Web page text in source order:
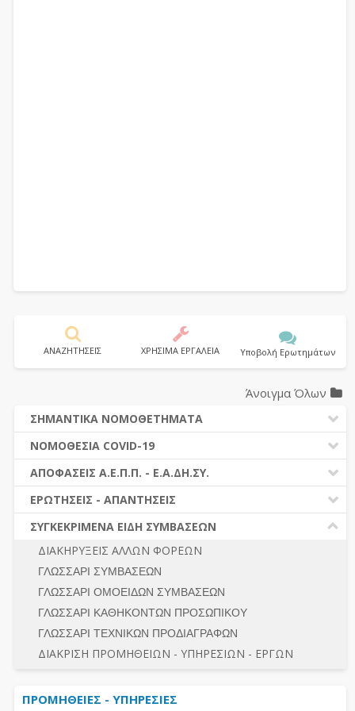
ΑΝΑΖΗΤΗΣΕΙΣ ΧΡΗΣΙΜΑ ΕΡΓΑΛΕΙΑ Υποβολή Ερωτημάτων
Άνοιγμα Όλων
ΣΗΜΑΝΤΙΚΑ ΝΟΜΟΘΕΤΗΜΑΤΑ
ΔΗΜΟΣΙΕΣ ΣΥΜΒΑΣΕΙΣ (Ν. 4412/2016)
ΔΗΜΟΤΙΚΟΣ ΚΩΔΙΚΑΣ (Ν.3463/2006)
ΚΑΛΛΙΚΡΑΤΗΣ (Ν.3852/2010)
ΝΟΜΟΘΕΣΙΑ - ΝΟΜΟΛΟΓΙΑ (ΣΥΝΟΛΟ)
ΝΟΜΟΘΕΣΙΑ COVID-19
ΝΟΜΟΘΕΣΙΑ - ΝΟΜΟΛΟΓΙΑ COVID -19
ΕΡΩΤΗΣΕΙΣ - ΑΠΑΝΤΗΣΕΙΣ
ΑΠΟΦΑΣΕΙΣ Α.Ε.Π.Π. - Ε.Α.ΔΗ.ΣΥ.
ΠΡΟΔΙΚΑΣΤΙΚΗ ΠΡΟΣΦΥΓΗ
ΓΕΝΙΚΟΙ ΚΑΝΟΝΕΣ
ΔΙΚΑΙΟΥΜΕΝΟΙ ΣΥΜΜΕΤΟΧΗΣ
ΠΡΟΣΦΟΡΕΣ – ΔΙΚΑΙΟΛΟΓΗΤΙΚΑ ΣΥΜΜΕΤΟΧΗΣ
ΔΙΕΞΑΓΩΓΗ ΔΙΑΔΙΚΑΣΙΑΣ
ΕΣΗΔΗΣ – ΚΗΜΔΗΣ
ΠΕΡΙΛΗΨΕΙΣ ΑΠΟΦΑΣΕΩΝ Α.Ε.Π.Π. - Ε.Α.ΔΗ.ΣΥ.
ΣΥΝΟΛΟ
ΕΡΩΤΗΣΕΙΣ - ΑΠΑΝΤΗΣΕΙΣ
Ν. 4782/2021 - ΤΡΟΠΟΠΟΙΗΣΗ 4412/2016
ΔΙΕΞΑΓΩΓΗ ΔΙΑΔΙΚΑΣΙΑΣ
ΔΙΑΔΙΚΑΣΙΕΣ ΑΝΑΘΕΣΗΣ
ΓΕΝΙΚΟΙ ΚΑΝΟΝΕΣ
ΠΡΟΕΤΟΙΜΑΣΙΑ - ΔΗΜΟΣΙΟΤΗΤΑ
ΛΟΓΟΙ ΑΠΟΚΛΕΙΣΜΟΥ-ΔΙΚΑΙΟΥΜΕΝΟΙ ΣΥΜΜΕΤΟΧΗΣ
ΠΡΟΣΦΟΡΕΣ - ΔΙΚΑΙΟΛΟΓΗΤΙΚΑ ΣΥΜΜΕΤΟΧΗΣ
ΣΥΓΚΕΚΡΙΜΕΝΑ ΕΙΔΗ ΣΥΜΒΑΣΕΩΝ
ΔΙΑΚΗΡΥΞΕΙΣ ΑΛΛΩΝ ΦΟΡΕΩΝ
ΓΛΩΣΣΑΡΙ ΣΥΜΒΑΣΕΩΝ
ΓΛΩΣΣΑΡΙ ΟΜΟΕΙΔΩΝ ΣΥΜΒΑΣΕΩΝ
ΓΛΩΣΣΑΡΙ ΚΑΘΗΚΟΝΤΩΝ ΠΡΟΣΩΠΙΚΟΥ
ΓΛΩΣΣΑΡΙ ΤΕΧΝΙΚΩΝ ΠΡΟΔΙΑΓΡΑΦΩΝ
ΔΙΑΚΡΙΣΗ ΠΡΟΜΗΘΕΙΩΝ - ΥΠΗΡΕΣΙΩΝ - ΕΡΓΩΝ
ΠΡΟΜΗΘΕΙΕΣ - ΥΠΗΡΕΣΙΕΣ